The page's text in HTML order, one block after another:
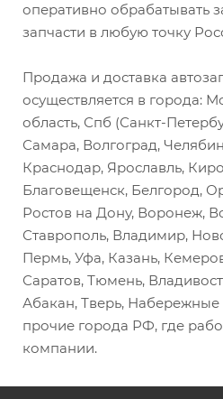
оперативно обрабатывать
запчасти в любую точку
Продажа и доставка
осуществляется в города:
область, Спб (Санкт-
Самара, Волгоград,
Краснодар, Ярославль,
Благовещенск, Белгород,
Ростов на Дону, Воронеж,
Ставрополь, Владимир,
Пермь, Уфа, Казань,
Саратов, Тюмень,
Абакан, Тверь,
прочие города РФ, где
компании.